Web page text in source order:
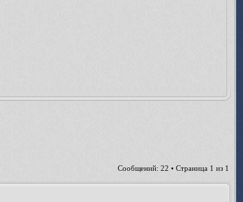
Сообщений: 22 • Страница 1 из 1